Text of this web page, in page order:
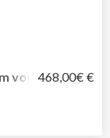
von Sony für
468,00€ €